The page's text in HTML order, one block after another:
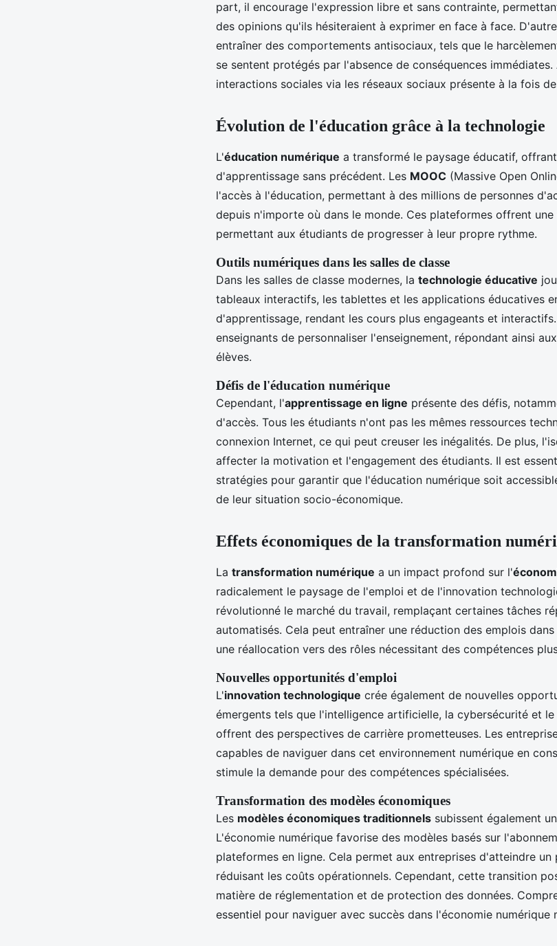
part, il encourage l'expression libre et sans contrainte,
des opinions qu'ils hésiteraient à exprimer en face à face.
entraîner des comportements antisociaux, tels que le
se sentent protégés par l'absence de conséquences
interactions sociales via les réseaux sociaux présente à la fois
Évolution de l'éducation grâce à la technologie
L'éducation numérique a transformé le paysage éducatif,
d'apprentissage sans précédent. Les MOOC (Massive Open
l'accès à l'éducation, permettant à des millions de personnes
depuis n'importe où dans le monde. Ces plateformes offrent
permettant aux étudiants de progresser à leur propre rythme.
Outils numériques dans les salles de classe
Dans les salles de classe modernes, la technologie éducative
tableaux interactifs, les tablettes et les applications éducatives
d'apprentissage, rendant les cours plus engageants et
enseignants de personnaliser l'enseignement, répondant ainsi
élèves.
Défis de l'éducation numérique
Cependant, l'apprentissage en ligne présente des défis,
d'accès. Tous les étudiants n'ont pas les mêmes ressources
connexion Internet, ce qui peut creuser les inégalités. De plus,
affecter la motivation et l'engagement des étudiants. Il est
stratégies pour garantir que l'éducation numérique soit
de leur situation socio-économique.
Effets économiques de la transformation
La transformation numérique a un impact profond sur l'
radicalement le paysage de l'emploi et de l'innovation
révolutionné le marché du travail, remplaçant certaines tâches
automatisés. Cela peut entraîner une réduction des emplois
une réallocation vers des rôles nécessitant des compétences
Nouvelles opportunités d'emploi
L'innovation technologique crée également de nouvelles
émergents tels que l'intelligence artificielle, la cybersécurité et
offrent des perspectives de carrière prometteuses. Les
capables de naviguer dans cet environnement numérique en
stimule la demande pour des compétences spécialisées.
Transformation des modèles économiques
Les modèles économiques traditionnels subissent également
L'économie numérique favorise des modèles basés sur
plateformes en ligne. Cela permet aux entreprises d'atteindre
réduisant les coûts opérationnels. Cependant, cette transition
matière de réglementation et de protection des données.
essentiel pour naviguer avec succès dans l'économie numérique